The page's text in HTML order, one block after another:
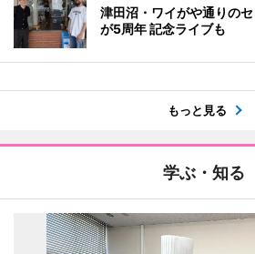
津田沼・ワイがや通りの
が5周年 記念ライブも
もっと見る
学ぶ・知る